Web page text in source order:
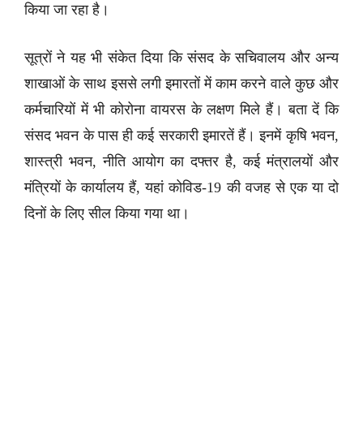
किया जा रहा है।
सूत्रों ने यह भी संकेत दिया कि संसद के सचिवालय और अन्य
शाखाओं के साथ इससे लगी इमारतों में काम करने वाले कुछ और
कर्मचारियों में भी कोरोना वायरस के लक्षण मिले हैं। बता दें कि
संसद भवन के पास ही कई सरकारी इमारतें हैं। इनमें कृषि भवन,
शास्त्री भवन, नीति आयोग का दफ्तर है, कई मंत्रालयों और
मंत्रियों के कार्यालय हैं, यहां कोविड-19 की वजह से एक या दो
दिनों के लिए सील किया गया था।